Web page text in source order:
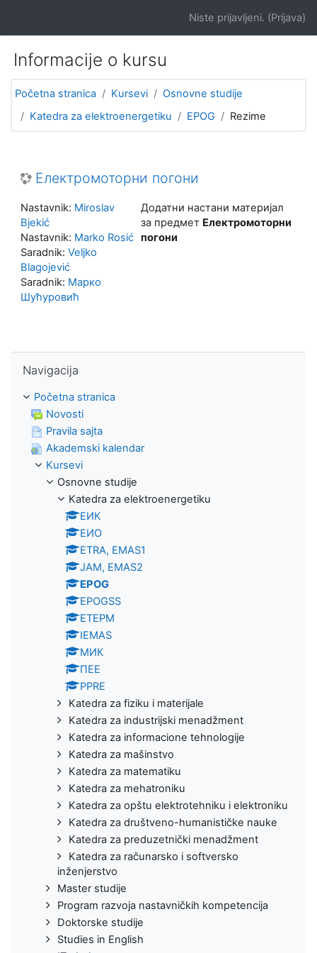
Niste prijavljeni. (Prijava)
Informacije o kursu
Početna stranica Kursevi
Osnovne studije
Katedra za elektroenergetiku
EPOG Rezime
Електромоторни погони
Додатни настани материјал
за предмет Електромоторни
погони
Nastavnik: Miroslav
Bjekić
Nastavnik: Marko Rosić
Saradnik: Veljko
Blagojević
Saradnik: Марко
Шућуровић
Navigacija
Početna stranica
Novosti
Pravila sajta
Akademski kalendar
Kursevi
Osnovne studije
Katedra za elektroenergetiku
ЕИК
ЕИО
ETRA, EMAS1
JAM, EMAS2
EPOG
EPOGSS
ЕТЕРМ
IEMAS
МИК
ПЕЕ
PPRE
Katedra za fiziku i materijale
Katedra za industrijski menadžment
Katedra za informacione tehnologije
Katedra za mašinstvo
Katedra za matematiku
Katedra za mehatroniku
Katedra za opštu elektrotehniku i elektroniku
Katedra za društveno-humanističke nauke
Katedra za preduzetnički menadžment
Katedra za računarsko i softversko
inženjerstvo
Master studije
Program razvoja nastavničkih kompetencija
Doktorske studije
Studies in English